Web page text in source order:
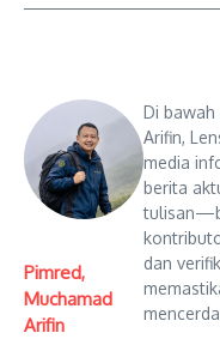
Pimred,
Muchamad
Arifin
Di bawah
Arifin,
media
berita
dan